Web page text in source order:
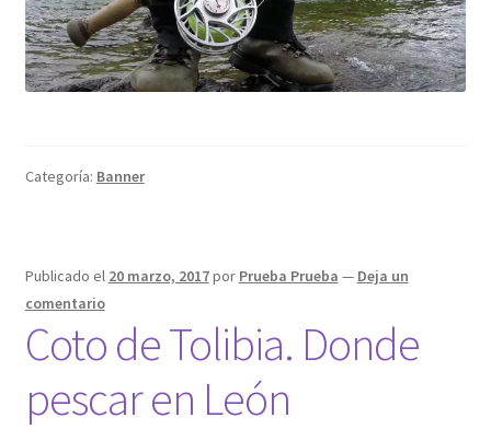
Categoría: Banner
Publicado el 20 marzo, 2017por Prueba Prueba — Deja un
comentario
Coto de Tolibia. Donde
pescar en León